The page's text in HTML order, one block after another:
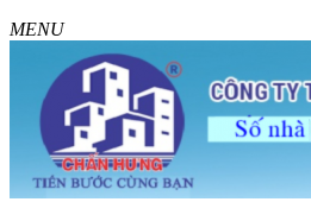
MENU